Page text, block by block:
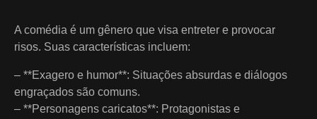
A comédia é um gênero que visa entreter e provocar
risos. Suas características incluem:
– **Exagero e humor**: Situações absurdas e diálogos
engraçados são comuns.
– **Personagens caricatos**: Protagonistas e